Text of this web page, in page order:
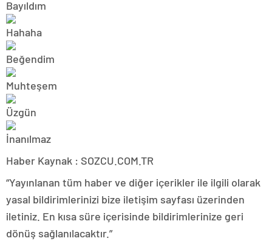
Haber Kaynak : SOZCU.COM.TR
“Yayınlanan tüm haber ve diğer içerikler ile ilgili olarak
yasal bildirimlerinizi bize iletişim sayfası üzerinden
iletiniz. En kısa süre içerisinde bildirimlerinize geri
dönüş sağlanılacaktır.”